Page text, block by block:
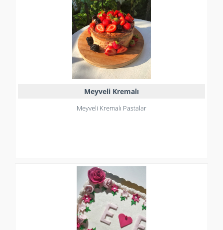
Meyveli Kremalı
Meyveli Kremalı Pastalar